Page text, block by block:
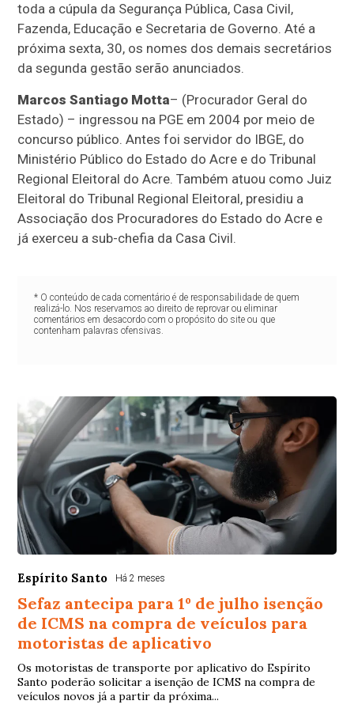
toda a cúpula da Segurança Pública, Casa Civil,
Fazenda, Educação e Secretaria de Governo. Até a
próxima sexta, 30, os nomes dos demais secretários
da segunda gestão serão anunciados.
Marcos Santiago Motta– (Procurador Geral do
Estado) – ingressou na PGE em 2004 por meio de
concurso público. Antes foi servidor do IBGE, do
Ministério Público do Estado do Acre e do Tribunal
Regional Eleitoral do Acre. Também atuou como Juiz
Eleitoral do Tribunal Regional Eleitoral, presidiu a
Associação dos Procuradores do Estado do Acre e
já exerceu a sub-chefia da Casa Civil.
* O conteúdo de cada comentário é de responsabilidade de quem
realizá-lo. Nos reservamos ao direito de reprovar ou eliminar
comentários em desacordo com o propósito do site ou que
contenham palavras ofensivas.
Espírito Santo Há 2 meses
Sefaz antecipa para 1º de julho isenção
de ICMS na compra de veículos para
motoristas de aplicativo
Os motoristas de transporte por aplicativo do Espírito
Santo poderão solicitar a isenção de ICMS na compra de
veículos novos já a partir da próxima...